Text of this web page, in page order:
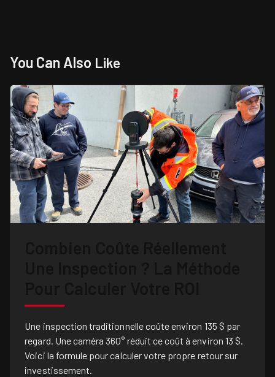
You Can Also Like
Une inspection traditionnelle coûte environ 135 $ par
regard. Une caméra 360° réduit ce coût à environ 13 $.
Voici la formule pour calculer votre propre retour sur
investissement.